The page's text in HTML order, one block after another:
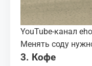
YouTube-канал
Менять соду
3. Кофе